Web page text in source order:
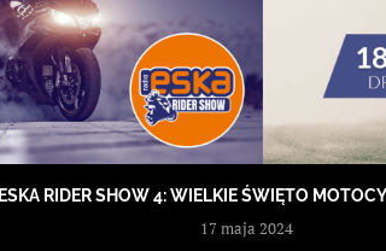
ESKA RIDER SHOW 4: WIELKIE ŚWIĘTO
17 maja 2024